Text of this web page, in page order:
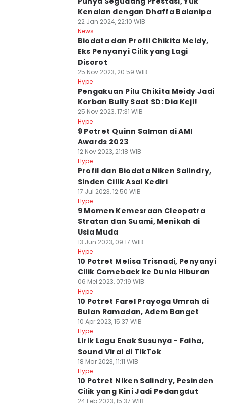
Kenalan dengan Dhaffa Balanipa
22 Jan 2024, 22:10 WIB
News
Biodata dan Profil Chikita Meidy,
Eks Penyanyi Cilik yang Lagi
Disorot
25 Nov 2023, 20:59 WIB
Hype
Pengakuan Pilu Chikita Meidy Jadi
Korban Bully Saat SD: Dia Keji!
25 Nov 2023, 17:31 WIB
Hype
9 Potret Quinn Salman di AMI
Awards 2023
12 Nov 2023, 21:18 WIB
Hype
Profil dan Biodata Niken Salindry,
Sinden Cilik Asal Kediri
17 Jul 2023, 12:50 WIB
Hype
9 Momen Kemesraan Cleopatra
Stratan dan Suami, Menikah di
Usia Muda
13 Jun 2023, 09:17 WIB
Hype
10 Potret Melisa Trisnadi, Penyanyi
Cilik Comeback ke Dunia Hiburan
06 Mei 2023, 07:19 WIB
Hype
10 Potret Farel Prayoga Umrah di
Bulan Ramadan, Adem Banget
10 Apr 2023, 15:37 WIB
Hype
Lirik Lagu Enak Susunya - Faiha,
Sound Viral di TikTok
18 Mar 2023, 11:11 WIB
Hype
10 Potret Niken Salindry, Pesinden
Cilik yang Kini Jadi Pedangdut
24 Feb 2023, 15:37 WIB